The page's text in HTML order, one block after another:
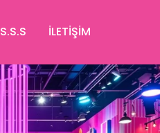
S.S.S İLETİŞİM